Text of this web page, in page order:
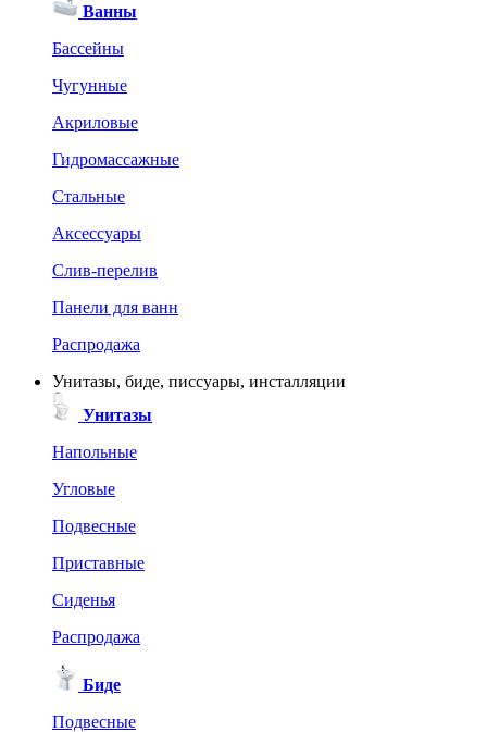
Ванны
Бассейны
Чугунные
Акриловые
Гидромассажные
Стальные
Аксессуары
Слив-перелив
Панели для ванн
Распродажа
Унитазы, биде, писсуары, инсталляции
Унитазы
Напольные
Угловые
Подвесные
Приставные
Сиденья
Распродажа
Биде
Подвесные